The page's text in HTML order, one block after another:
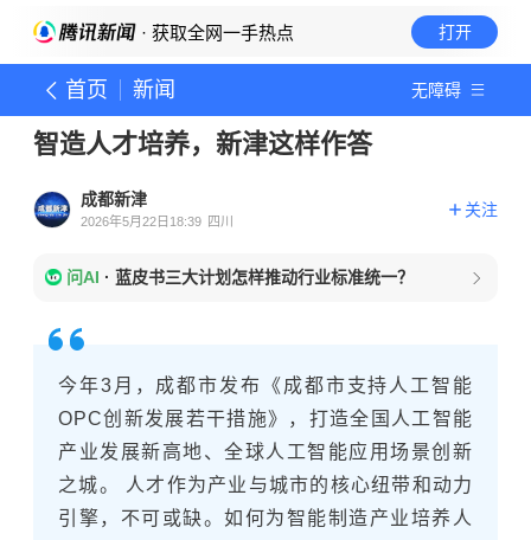
· 获取全网一手热点 打开
首页 新闻 无障碍
智造人才培养，新津这样作答
成都新津
2026年5月22日18:39 四川
关注
问AI · 蓝皮书三大计划怎样推动行业标准统一？
今年3月，成都市发布《成都市支持人工智能
OPC创新发展若干措施》，打造全国人工智能
产业发展新高地、全球人工智能应用场景创新
之城。 人才作为产业与城市的核心纽带和动力
引擎，不可或缺。如何为智能制造产业培养人